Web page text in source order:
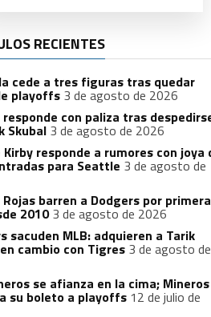
RECIENTES
cede a tres figuras tras quedar
playoffs 3 de agosto de 2026
con paliza tras
Skubal 3 de agosto de 2026
Kirby responde a rumores con joya
para Seattle 3 de agosto de
barren a Dodgers por primera
2010 3 de agosto de 2026
sacuden MLB: adquieren a Tarik
cambio con Tigres 3 de agosto de
se afianza en la cima; Mineros
su boleto a playoffs 12 de julio de